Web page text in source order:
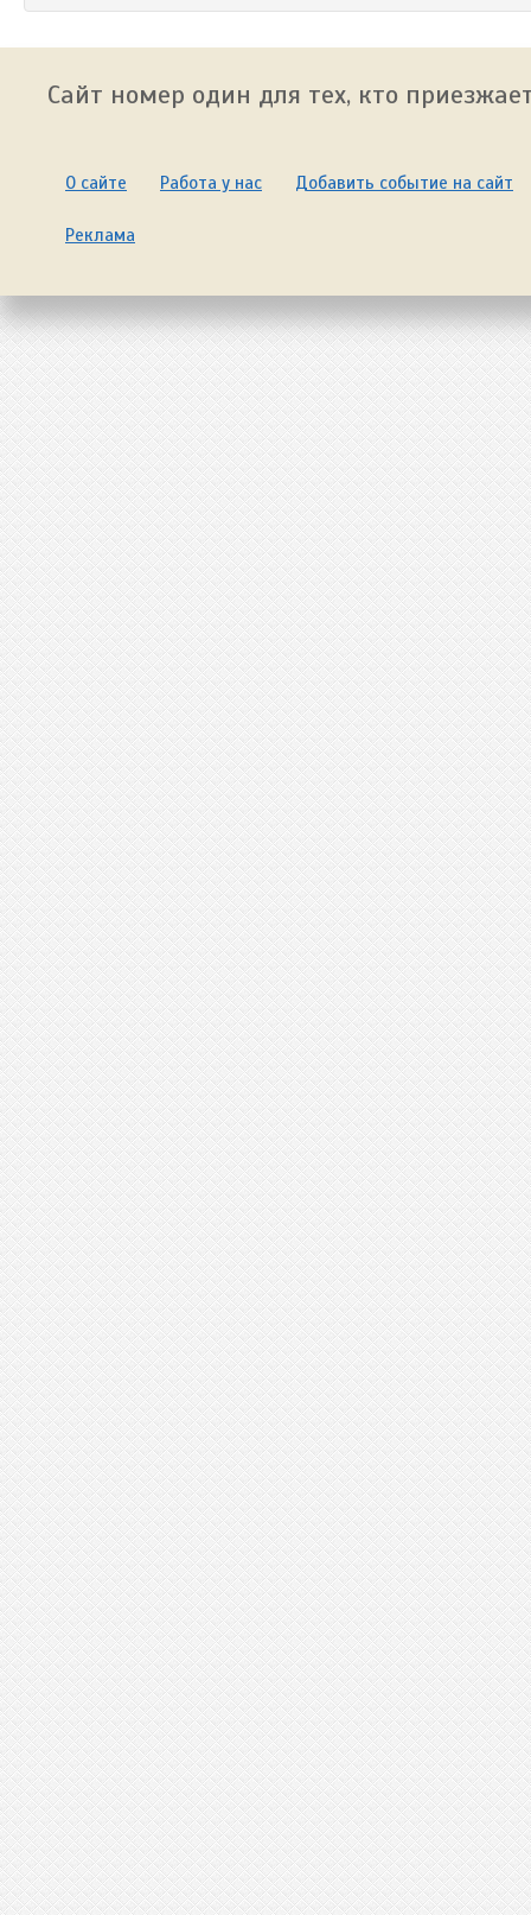
Сайт номер один для тех, кто
О сайте Работа у нас Добавить событие на сайт
Реклама